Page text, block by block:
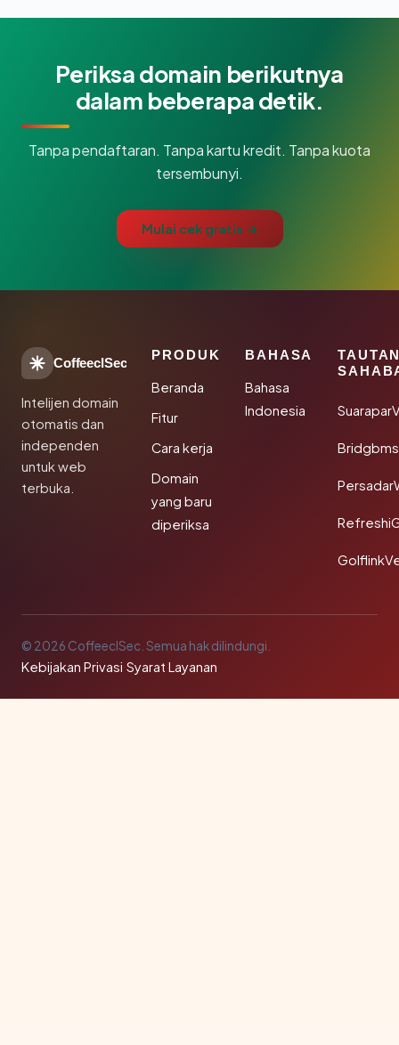
Periksa domain berikutnya
dalam beberapa detik.
Tanpa pendaftaran. Tanpa kartu kredit. Tanpa kuota
tersembunyi.
Mulai cek gratis →
CoffeeclSec
Intelijen domain
otomatis dan
independen
untuk web
terbuka.
PRODUK
Beranda
Fitur
Cara kerja
Domain
yang baru
diperiksa
BAHASA
Bahasa
Indonesia
© 2026 CoffeeclSec. Semua hak dilindungi.
Kebijakan Privasi·Syarat Layanan